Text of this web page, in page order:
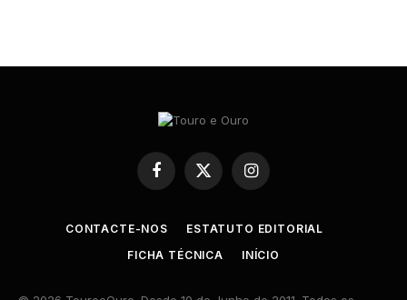
Facebook
X
(Twitter)
Instagram
CONTACTE-NOS
ESTATUTO EDITORIAL
FICHA TÉCNICA
INÍCIO